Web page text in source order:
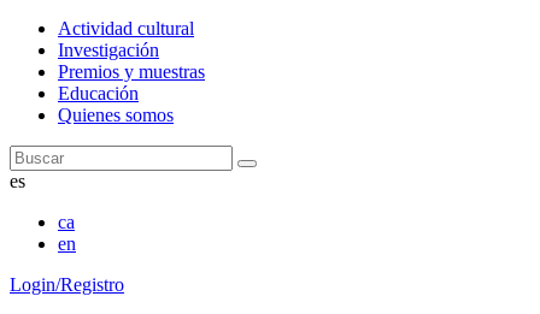
Actividad cultural
Investigación
Premios y muestras
Educación
Quienes somos
Buscar
es
ca
en
Login/Registro